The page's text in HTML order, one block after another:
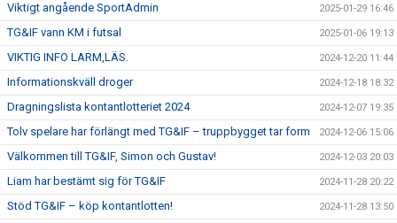
Viktigt angående SportAdmin 2025-01-29 16:46
TG&IF vann KM i futsal 2025-01-06 19:13
VIKTIG INFO LARM,LÄS. 2024-12-20 11:44
Informationskväll droger 2024-12-18 18:32
Dragningslista kontantlotteriet 2024 2024-12-07 19:35
Tolv spelare har förlängt med TG&IF – truppbygget tar form 2024-12-06 15:06
Välkommen till TG&IF, Simon och Gustav! 2024-12-03 20:03
Liam har bestämt sig för TG&IF 2024-11-28 20:22
Stöd TG&IF – köp kontantlotten! 2024-11-28 13:50